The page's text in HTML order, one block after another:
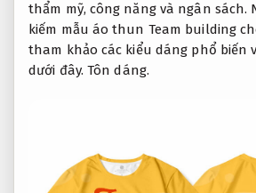
thẩm mỹ, công năng và ngân sách.
kiếm mẫu áo thun Team building
tham khảo các kiểu dáng phổ biến
dưới đây. Tôn dáng.